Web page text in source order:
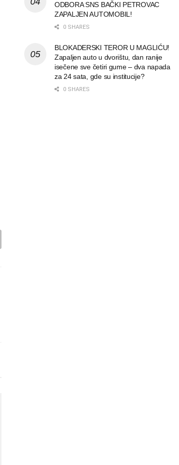
ODBORA SNS BAČKI PETROVAC
ZAPALJEN AUTOMOBIL!
0 SHARES
BLOKADERSKI TEROR U MAGLIĆU!
Zapaljen auto u dvorištu, dan ranije
isečene sve četiri gume – dva napada
za 24 sata, gde su institucije?
0 SHARES